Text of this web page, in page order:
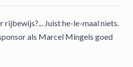
rijbewijs?... Juist he-le-maal niets.
als Marcel Mingels goed